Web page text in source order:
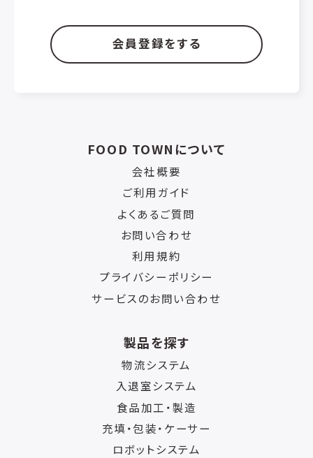
会員登録をする
FOOD TOWNについて
会社概要
ご利用ガイド
よくあるご質問
お問い合わせ
利用規約
プライバシーポリシー
サービスのお問い合わせ
製品を探す
物流システム
入退室システム
食品加工・製造
充填・包装・ケーサー
ロボットシステム